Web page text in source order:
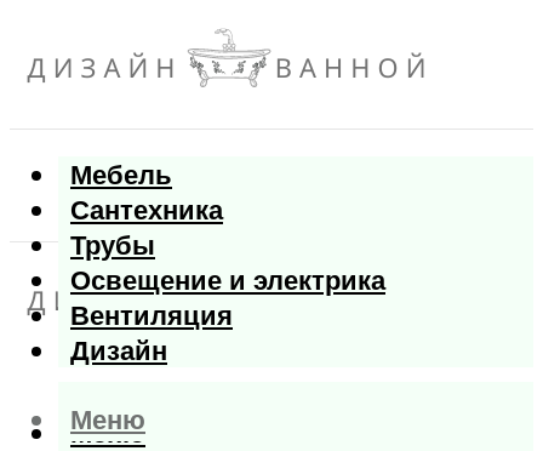
Мебель
Сантехника
Трубы
Освещение и электрика
Вентиляция
Дизайн
Меню
Меню